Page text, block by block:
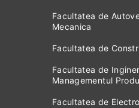
Facultatea de
Mecanica
Facultatea de
Facultatea de
Managementul
Facultatea de